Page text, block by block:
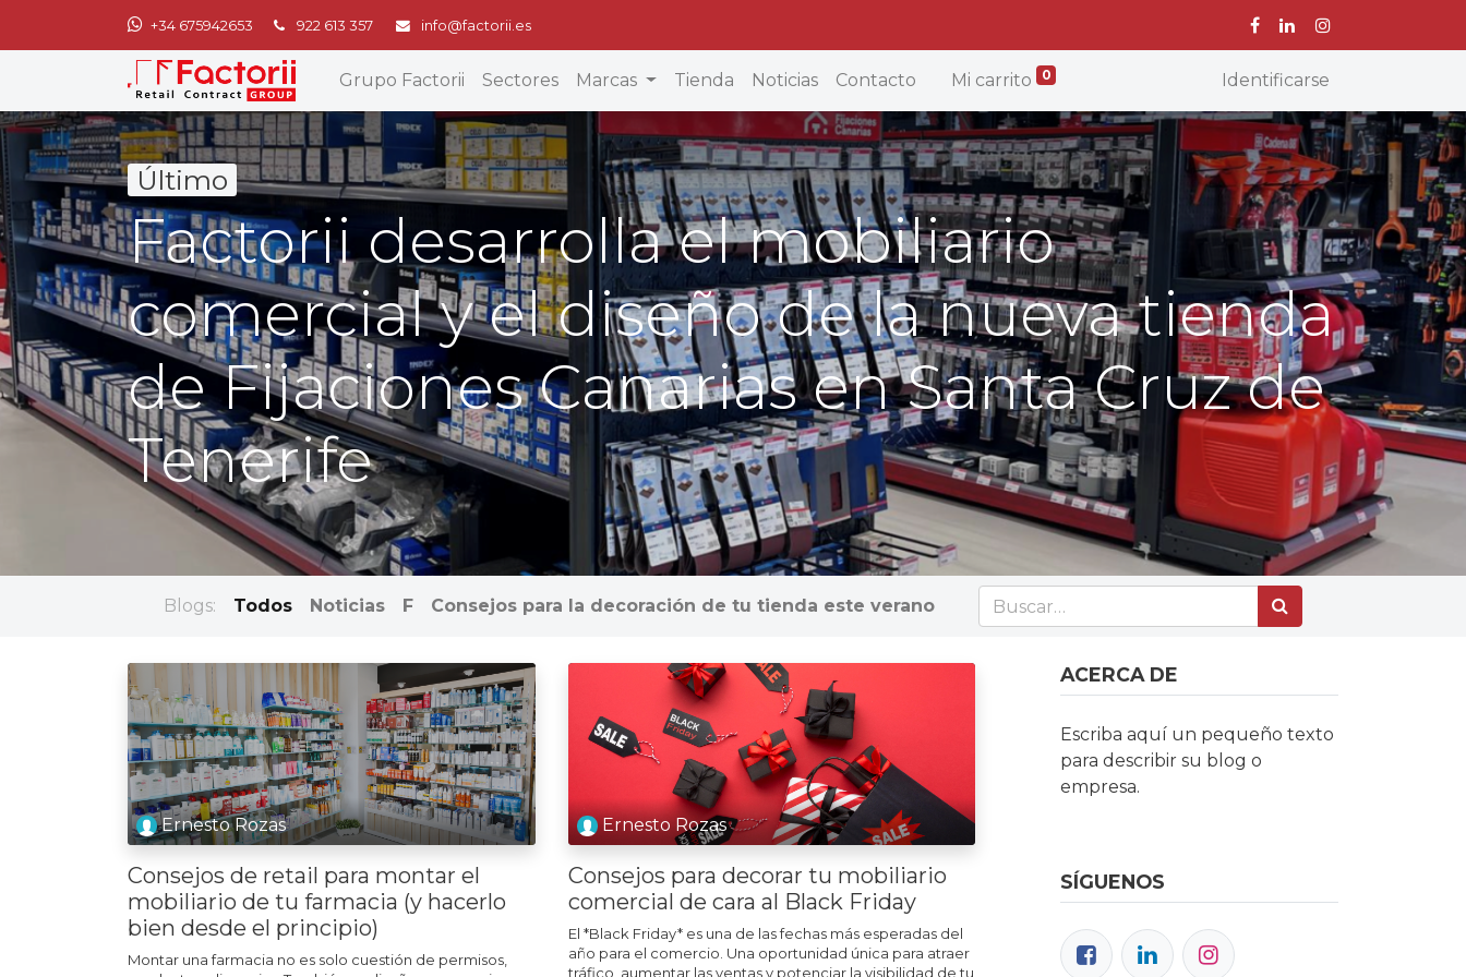
+34 675942653 922 613 357 info@factorii.es
Grupo Factorii Sectores Marcas Tienda Noticias Contacto Mi carrito 0 Identificarse
Último
Factorii desarrolla el mobiliario
comercial y el diseño de la nueva tienda
de Fijaciones Canarias en Santa Cruz de
Tenerife
Blogs: Todos Noticias F Consejos para la decoración de tu tienda este verano
Ernesto Rozas
Consejos de retail para montar el
mobiliario de tu farmacia (y hacerlo
bien desde el principio)
Montar una farmacia no es solo cuestión de permisos,
Ernesto Rozas
Consejos para decorar tu mobiliario
comercial de cara al Black Friday
El *Black Friday* es una de las fechas más esperadas del
año para el comercio. Una oportunidad única para atraer
tráfico, aumentar las ventas y potenciar la visibilidad de tu
ACERCA DE
Escriba aquí un pequeño texto
para describir su blog o
empresa.
SÍGUENOS